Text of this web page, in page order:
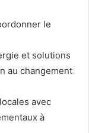
le
et solutions
au changement
avec
à